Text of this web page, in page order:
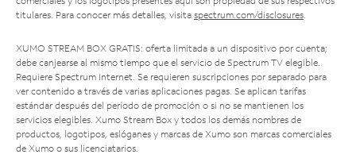
titulares. Para conocer más detalles, visita spectrum.com/disclosures.
XUMO STREAM BOX GRATIS: oferta limitada a un dispositivo por cuenta;
debe canjearse al mismo tiempo que el servicio de Spectrum TV elegible.
Requiere Spectrum Internet. Se requieren suscripciones por separado para
ver contenido a través de varias aplicaciones pagas. Se aplican tarifas
estándar después del período de promoción o si no se mantienen los
servicios elegibles. Xumo Stream Box y todos los demás nombres de
productos, logotipos, eslóganes y marcas de Xumo son marcas comerciales
de Xumo o sus licenciatarios.